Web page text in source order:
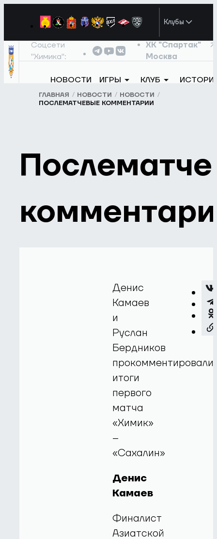
Клубы
Соцсети
"Химика":
ХК "Спартак"
Москва
НОВОСТИ ИГРЫ КЛУБ
ГЛАВНАЯ НОВОСТИ
НОВОСТИ
ПОСЛЕМАТЧЕВЫЕ КОММЕНТАРИИ
Денис
Камаев
и
Руслан
Бердников
прокомментировали
итоги
первого
матча
«Химик»
–
«Сахалин»
Денис
Камаев
Финалист
Азиатской